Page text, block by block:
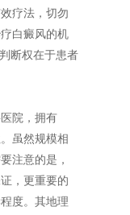
疗法，切勿
白癜风的机
断权在于患者
院，拥有
虽然规模相
注意的是，
，更重要的
度。其地理